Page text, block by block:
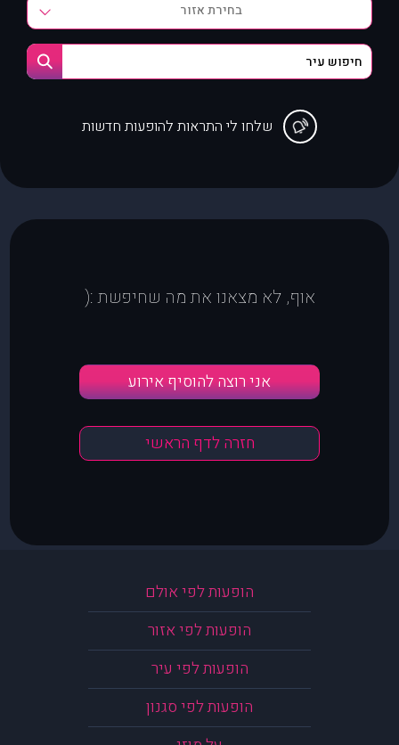
בחירת אזור
שלחו לי התראות להופעות חדשות
אוף, לא מצאנו את מה שחיפשת :(
אני רוצה להוסיף אירוע
חזרה לדף הראשי
הופעות לפי אולם
הופעות לפי אזור
הופעות לפי עיר
הופעות לפי סגנון